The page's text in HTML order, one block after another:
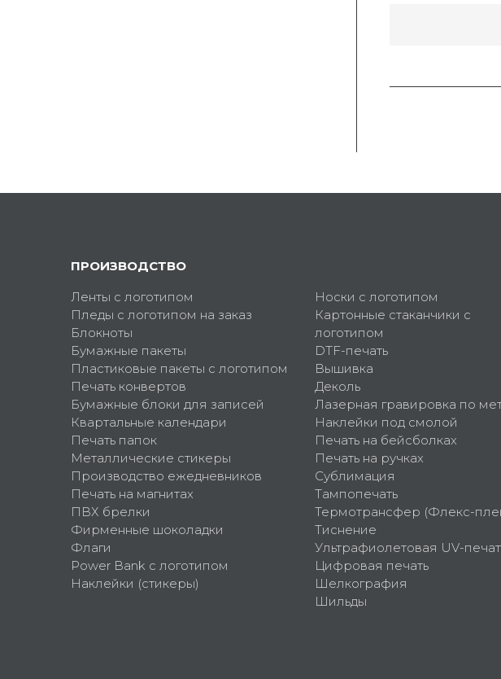
ПРОИЗВОДСТВО
Ленты с логотипом
Пледы с логотипом на заказ
Блокноты
Бумажные пакеты
Пластиковые пакеты с логотипом
Печать конвертов
Бумажные блоки для записей
Квартальные календари
Печать папок
Металлические стикеры
Производство ежедневников
Печать на магнитах
ПВХ брелки
Фирменные шоколадки
Флаги
Power Bank с логотипом
Наклейки (стикеры)
Носки с логотипом
Картонные стаканчики с
логотипом
DTF-печать
Вышивка
Деколь
Лазерная гравировка по
Наклейки под смолой
Печать на бейсболках
Печать на ручках
Сублимация
Тампопечать
Термотрансфер (Флекс-
Тиснение
Ультрафиолетовая UV-
Цифровая печать
Шелкография
Шильды